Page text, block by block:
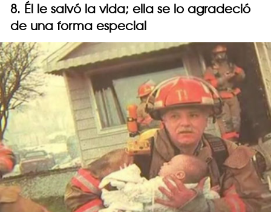
8. Él le salvó la vida; ella se lo agradeció
de una forma especial